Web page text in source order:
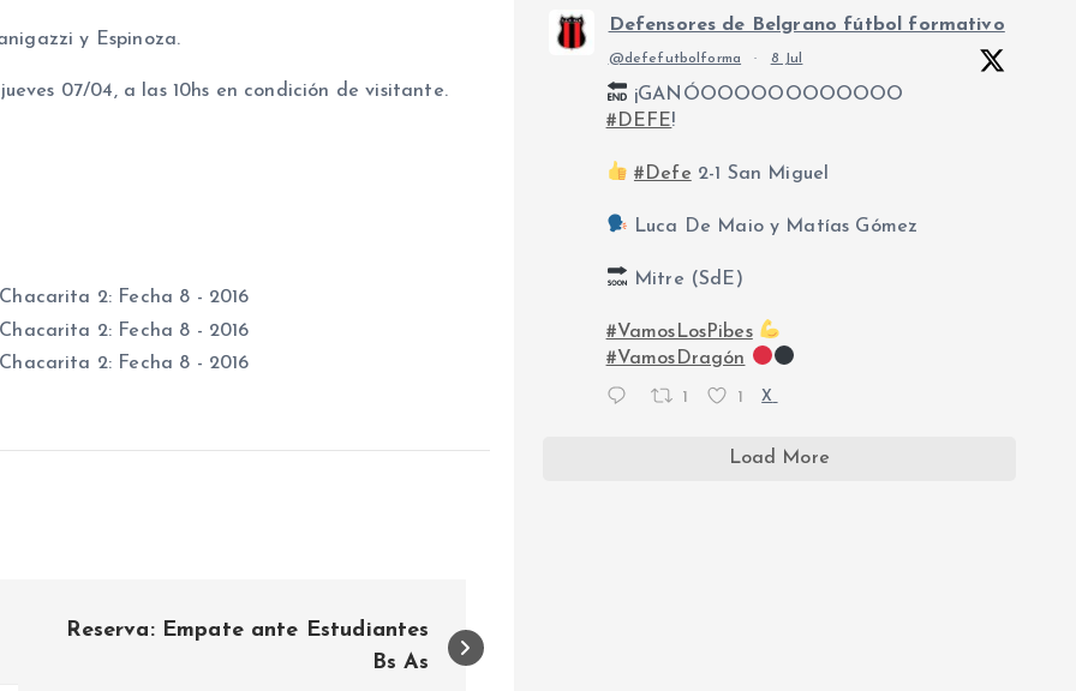
y Espinoza.
07/04, a las 10hs en condición de visitante.
Reserva: Empate ante Estudiantes
Bs As
Defensores de Belgrano fútbol formativo
@defefutbolforma · 8 Jul
¡GANÓOOOOOOOOOOOO
#DEFE!
#Defe 2-1 San Miguel
Luca De Maio y Matías Gómez
Mitre (SdE)
#VamosLosPibes
#VamosDragón
1 1 X
Load More